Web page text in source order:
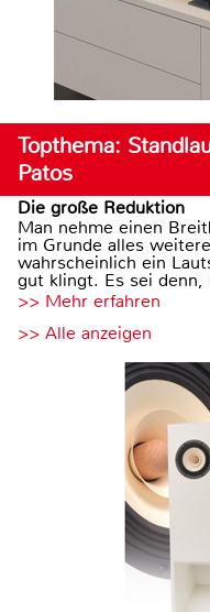
Topthema:
Patos
Die große Reduktion
Man nehme einen
im Grunde alles
wahrscheinlich ein
gut klingt. Es sei
>> Mehr erfahren
>> Alle anzeigen